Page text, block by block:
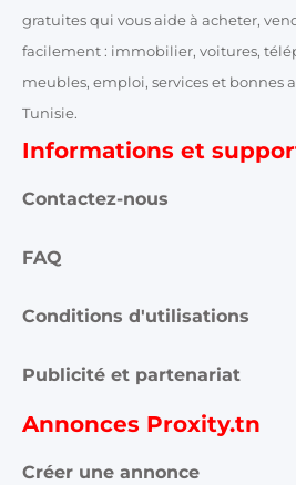
gratuites qui vous aide à acheter,
facilement : immobilier, voitures,
meubles, emploi, services et bonnes
Tunisie.
Informations et
Contactez-nous
FAQ
Conditions d'utilisations
Publicité et partenariat
Annonces Proxity.tn
Créer une annonce